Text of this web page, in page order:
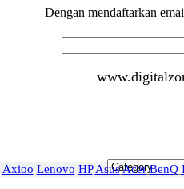
Dengan mendaftarkan
Axioo Lenovo HP AsusAcer BenQ